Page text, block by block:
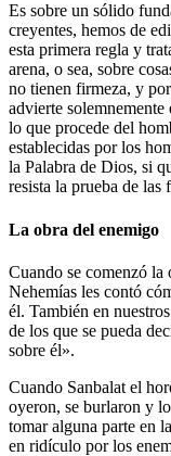
Es sobre un sólido
creyentes, hemos de
esta primera regla y
arena, o sea, sobre
no tienen firmeza, y
advierte
lo que procede del
establecidas por los
la Palabra de Dios, si
resista la prueba de las
La obra del enemigo
Cuando se comenzó la
Nehemías les contó
él. También en
de los que se pueda
sobre él».
Cuando Sanbalat el
oyeron, se burlaron y
tomar alguna parte en
en ridículo por los